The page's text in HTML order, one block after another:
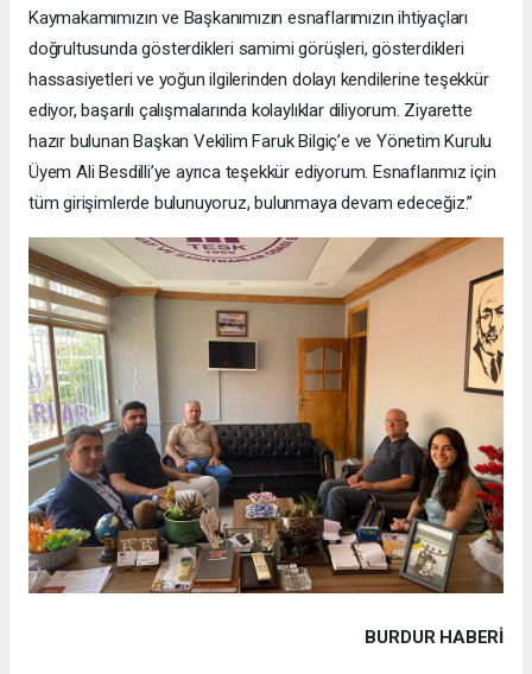
Kaymakamımızın ve Başkanımızın esnaflarımızın ihtiyaçları
doğrultusunda gösterdikleri samimi görüşleri, gösterdikleri
hassasiyetleri ve yoğun ilgilerinden dolayı kendilerine teşekkür
ediyor, başarılı çalışmalarında kolaylıklar diliyorum. Ziyarette
hazır bulunan Başkan Vekilim Faruk Bilgiç’e ve Yönetim Kurulu
Üyem Ali Besdilli’ye ayrıca teşekkür ediyorum. Esnaflarımız için
tüm girişimlerde bulunuyoruz, bulunmaya devam edeceğiz.”
BURDUR HABERİ